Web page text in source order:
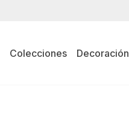
Colecciones Decoración